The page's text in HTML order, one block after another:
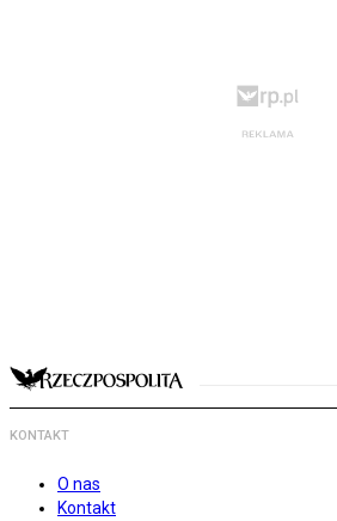
KONTAKT
O nas
Kontakt